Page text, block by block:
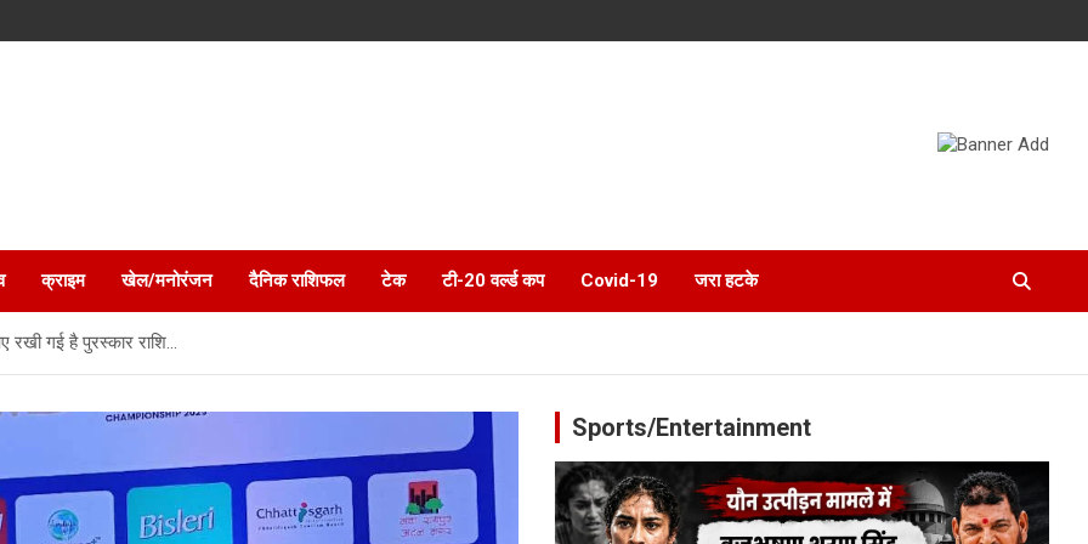
क्राइम खेल/मनोरंजन दैनिक राशिफल टेक टी-20 वर्ल्ड कप Covid-19 जरा हटके
रखी गई है पुरस्कार राशि…
Sports/Entertainment